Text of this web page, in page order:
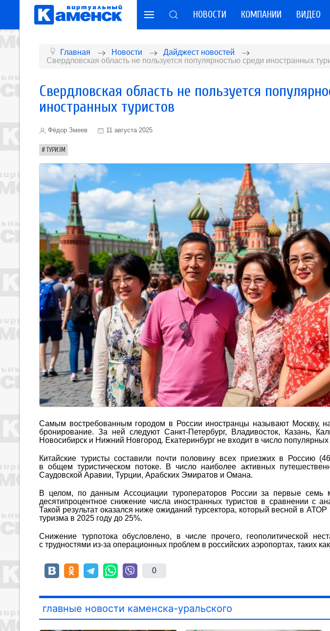
НОВОСТИ КОМПАНИИ ВИДЕО
Главная Новости
Дайджест новостей
Свердловская область не пользуется популярностью среди иностранных
Свердловская область не пользуется
иностранных туристов
Фёдор Змеев 11 августа 2025
ТУРИЗМ
Самым востребованным городом в России иностранцы называют Москву,
бронирование. За ней следуют Санкт-Петербург, Владивосток, Казань,
Новосибирск и Нижний Новгород. Екатеринбург не входит в число
Китайские туристы составили почти половину всех приезжих в Россию
в общем туристическом потоке. В число наиболее активных
Саудовской Аравии, Турции, Арабских Эмиратов и Омана.
В целом, по данным Ассоциации туроператоров России за первые семь
десятипроцентное снижение числа иностранных туристов в сравнении с
Такой результат оказался ниже ожиданий турсектора, который весной в
туризма в 2025 году до 25%.
Снижение турпотока обусловлено, в числе прочего, геополитической
с трудностями из-за операционных проблем в российских аэропортах, таких
0
главные новости каменска-уральского